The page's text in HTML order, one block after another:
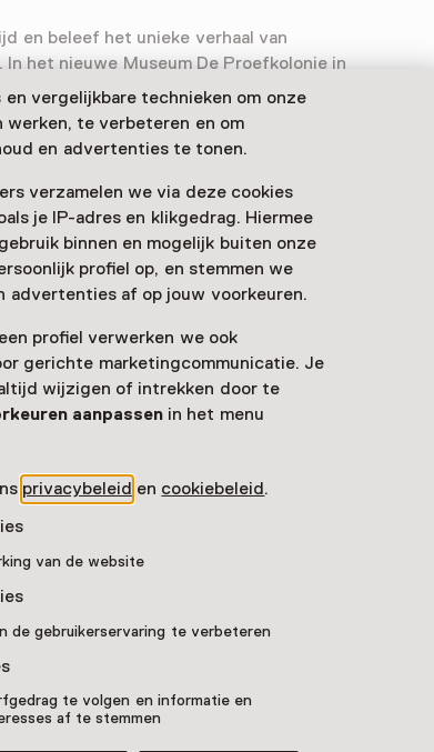
vergelijkbare technieken om onze
te verbeteren en om
en advertenties te tonen.
verzamelen we via deze cookies
je IP-adres en klikgedrag. Hiermee
binnen en mogelijk buiten onze
profiel op, en stemmen we
advertenties af op jouw voorkeuren.
profiel verwerken we ook
gerichte marketingcommunicatie. Je
wijzigen of intrekken door te
aanpassenin het menu
privacybeleid en cookiebeleid.
van de website
de gebruikerservaring te verbeteren
te volgen en informatie en
af te stemmen
en beleef het unieke verhaal van
In het nieuwe Museum De Proefkolonie in
voetsporen van de eerste kolonisten en
verhaal via een unieke multimediale
in Museum de